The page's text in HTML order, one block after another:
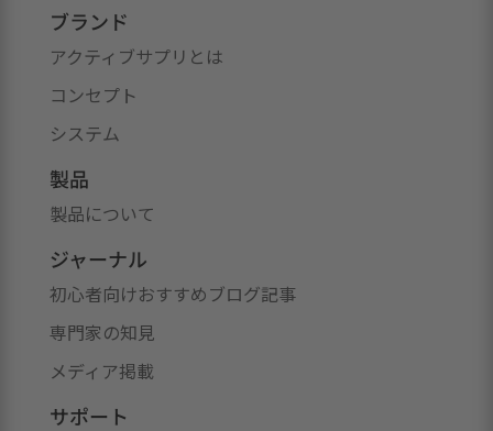
ブランド
アクティブサプリとは
コンセプト
システム
製品
製品について
ジャーナル
初心者向けおすすめブログ記事
専門家の知見
メディア掲載
サポート